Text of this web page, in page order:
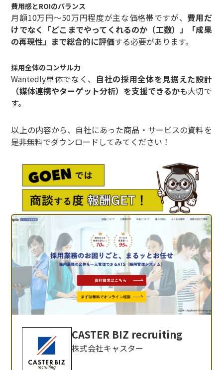
費用感とROIのバランス
月額10万円〜50万円程度が主な価格帯ですが、 費用だ
けでなく「どこまでやってくれるのか（工数）」「成果
の再現性」まで総合的に評価する必要があります。
採用全体のコンサル力
Wantedly単体でなく、 自社の採用全体を見据えた設計
（媒体連携やターゲット分析）を支援できるかも大切で
す。
以上の内容から、自社にあった商品・サービスの資料を
是非無料でダウンロードしてみてください！
CASTER BIZ recruiting
株式会社キャスター